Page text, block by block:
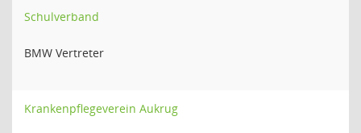
Schulverband
BMW Vertreter
Krankenpflegeverein Aukrug